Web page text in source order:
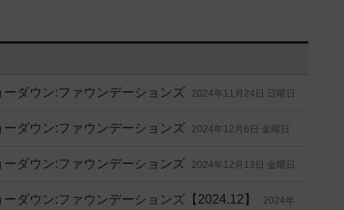
ーダウン:ファウンデーションズ 2024年11月24日 日曜日
ーダウン:ファウンデーションズ 2024年12月6日 金曜日
ーダウン:ファウンデーションズ 2024年12月13日 金曜日
ダウン:ファウンデーションズ【2024.12】 2024年